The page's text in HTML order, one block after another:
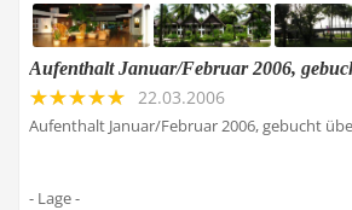
Aufenthalt Januar/Februar 2006,
22.03.2006
Aufenthalt Januar/Februar 2006, gebucht
- Lage -